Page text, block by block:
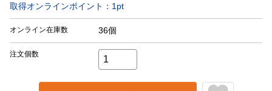
取得オンラインポイント： 1 pt
オンライン在庫数 36個
注文個数